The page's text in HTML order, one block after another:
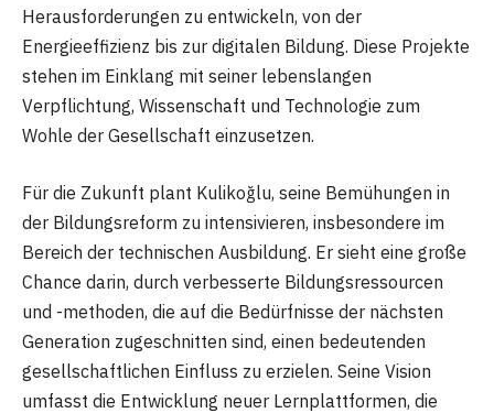
Herausforderungen zu entwickeln, von der
Energieeffizienz bis zur digitalen Bildung. Diese Projekte
stehen im Einklang mit seiner lebenslangen
Verpflichtung, Wissenschaft und Technologie zum
Wohle der Gesellschaft einzusetzen.
Für die Zukunft plant Kulikoğlu, seine Bemühungen in
der Bildungsreform zu intensivieren, insbesondere im
Bereich der technischen Ausbildung. Er sieht eine große
Chance darin, durch verbesserte Bildungsressourcen
und -methoden, die auf die Bedürfnisse der nächsten
Generation zugeschnitten sind, einen bedeutenden
gesellschaftlichen Einfluss zu erzielen. Seine Vision
umfasst die Entwicklung neuer Lernplattformen, die